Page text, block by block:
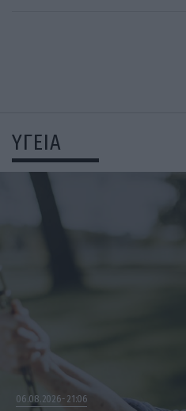
ΥΓΕΙΑ
06.08.2026 21:06